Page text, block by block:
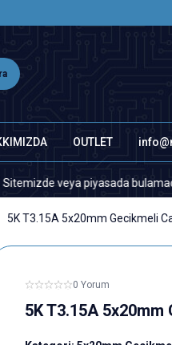
OUTLET
veya piyasada
5K T3.15A 5x20mm Gecikmeli
0 Yorum
5K T3.15A